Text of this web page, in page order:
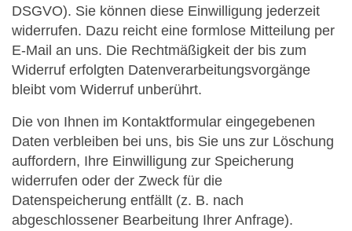
DSGVO). Sie können diese Einwilligung jederzeit
widerrufen. Dazu reicht eine formlose Mitteilung per
E-Mail an uns. Die Rechtmäßigkeit der bis zum
Widerruf erfolgten Datenverarbeitungsvorgänge
bleibt vom Widerruf unberührt.
Die von Ihnen im Kontaktformular eingegebenen
Daten verbleiben bei uns, bis Sie uns zur Löschung
auffordern, Ihre Einwilligung zur Speicherung
widerrufen oder der Zweck für die
Datenspeicherung entfällt (z. B. nach
abgeschlossener Bearbeitung Ihrer Anfrage).